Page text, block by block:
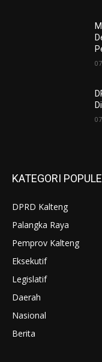
KATEGORI
DPRD Kalteng
Palangka Raya
Pemprov Kalteng
Eksekutif
Legislatif
Daerah
Nasional
Berita